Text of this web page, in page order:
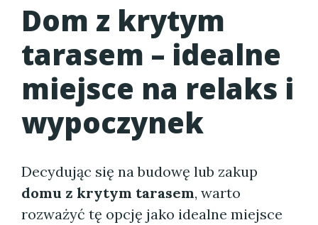
Dom z krytym
tarasem – idealne
miejsce na relaks i
wypoczynek
Decydując się na budowę lub zakup
domu z krytym tarasem, warto
rozważyć tę opcję jako idealne miejsce